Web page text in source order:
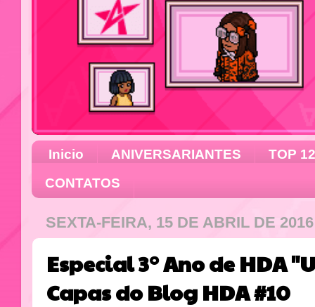
Inicio ANIVERSARIANTES
TOP 12
CONTATOS
SEXTA-FEIRA, 15 DE ABRIL DE 2016
Especial 3° Ano de HDA
Capas do Blog HDA #10